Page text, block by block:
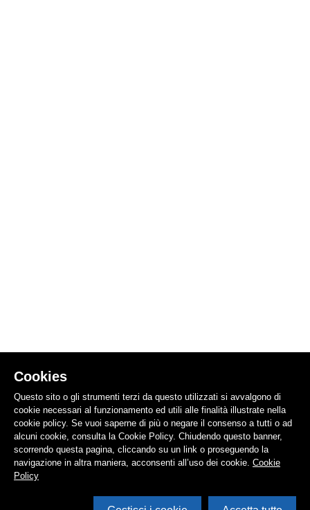
Cookies
Questo sito o gli strumenti terzi da questo utilizzati si avvalgono di
cookie necessari al funzionamento ed utili alle finalità illustrate nella
cookie policy. Se vuoi saperne di più o negare il consenso a tutti o ad
alcuni cookie, consulta la Cookie Policy. Chiudendo questo banner,
scorrendo questa pagina, cliccando su un link o proseguendo la
navigazione in altra maniera, acconsenti all’uso dei cookie. Cookie
Policy